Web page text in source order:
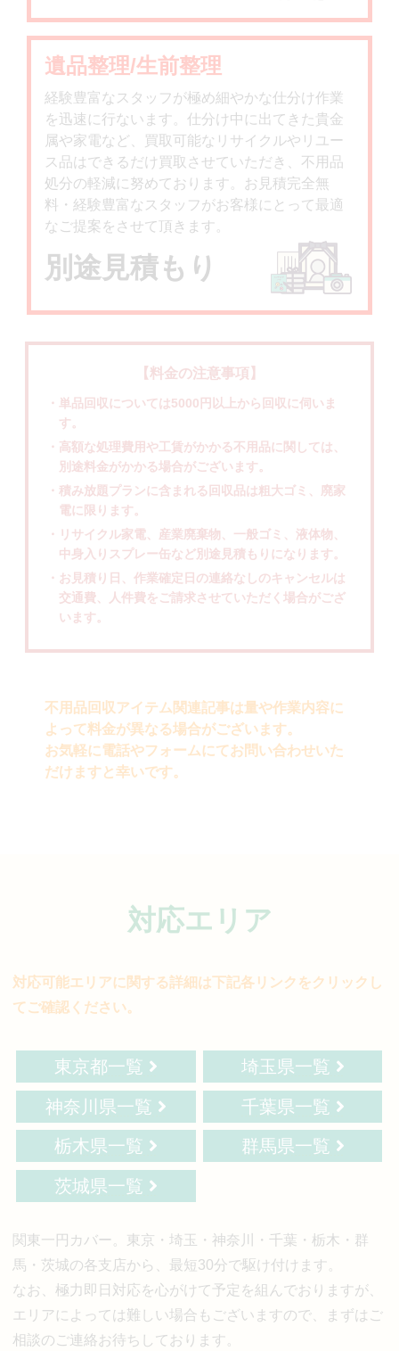
遺品整理/生前整理
経験豊富なスタッフが極め細やかな仕分け作業
を迅速に行ないます。仕分け中に出てきた貴金
属や家電など、買取可能なリサイクルやリユー
ス品はできるだけ買取させていただき、不用品
処分の軽減に努めております。お見積完全無
料・経験豊富なスタッフがお客様にとって最適
なご提案をさせて頂きます。
別途見積もり
【料金の注意事項】
・単品回収については5000円以上から回収に伺いま
す。
・高額な処理費用や工賃がかかる不用品に関しては、
別途料金がかかる場合がございます。
・積み放題プランに含まれる回収品は粗大ゴミ、廃家
電に限ります。
・リサイクル家電、産業廃棄物、一般ゴミ、液体物、
中身入りスプレー缶など別途見積もりになります。
・お見積り日、作業確定日の連絡なしのキャンセルは
交通費、人件費をご請求させていただく場合がござ
います。
不用品回収アイテム関連記事は量や作業内容に
よって料金が異なる場合がございます。
お気軽に電話やフォームにてお問い合わせいた
だけますと幸いです。
対応エリア
対応可能エリアに関する詳細は下記各リンクをクリックし
てご確認ください。
東京都一覧 埼玉県一覧
神奈川県一覧 千葉県一覧
栃木県一覧 群馬県一覧
茨城県一覧
関東一円カバー。東京・埼玉・神奈川・千葉・栃木・群
馬・茨城の各支店から、最短30分で駆け付けます。
なお、極力即日対応を心がけて予定を組んでおりますが、
エリアによっては難しい場合もございますので、まずはご
相談のご連絡お待ちしております。